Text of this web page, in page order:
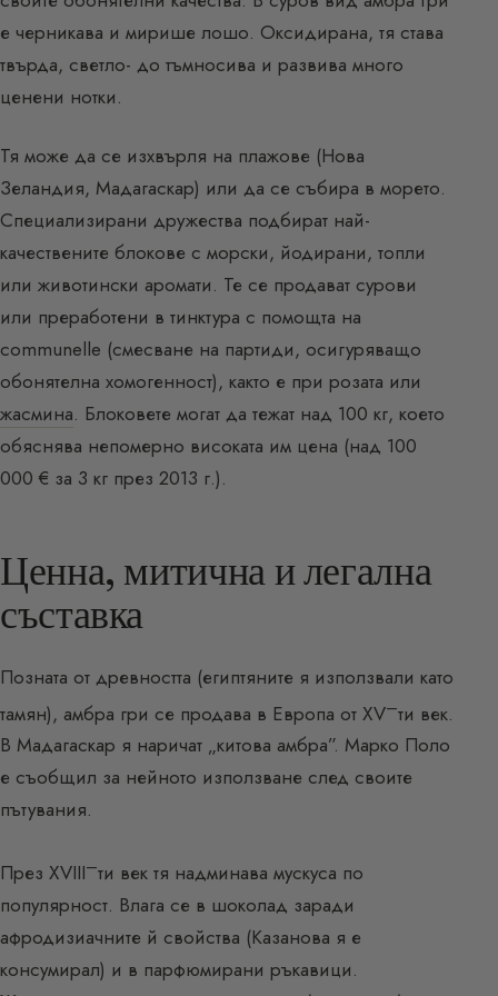
е черникава и мирише лошо. Оксидирана, тя става
твърда, светло- до тъмносива и развива много
ценени нотки.
Тя може да се изхвърля на плажове (Нова
Зеландия, Мадагаскар) или да се събира в морето.
Специализирани дружества подбират най-
качествените блокове с морски, йодирани, топли
или животински аромати. Те се продават сурови
или преработени в тинктура с помощта на
communelle (смесване на партиди, осигуряващо
обонятелна хомогенност), както е при розата или
жасмина. Блоковете могат да тежат над 100 кг, което
обяснява непомерно високата им цена (над 100
000 € за 3 кг през 2013 г.).
Ценна, митична и легална
съставка
Позната от древността (египтяните я използвали като
тамян), амбра гри се продава в Европа от XV–ти век.
В Мадагаскар я наричат „китова амбра”. Марко Поло
е съобщил за нейното използване след своите
пътувания.
През XVIII–ти век тя надминава мускуса по
популярност. Влага се в шоколад заради
афродизиачните й свойства (Казанова я е
консумирал) и в парфюмирани ръкавици.